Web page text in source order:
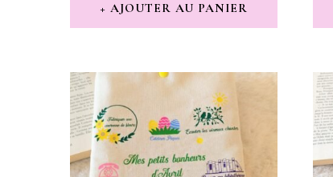
AJOUTER AU PANIER